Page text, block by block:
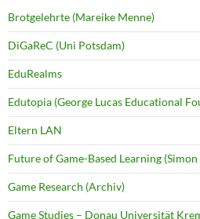
Brotgelehrte (Mareike Menne)
DiGaReC (Uni Potsdam)
EduRealms
Edutopia (George Lucas Educational
Eltern LAN
Future of Game-Based Learning
Game Research (Archiv)
Game Studies – Donau Universität